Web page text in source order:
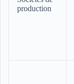
production